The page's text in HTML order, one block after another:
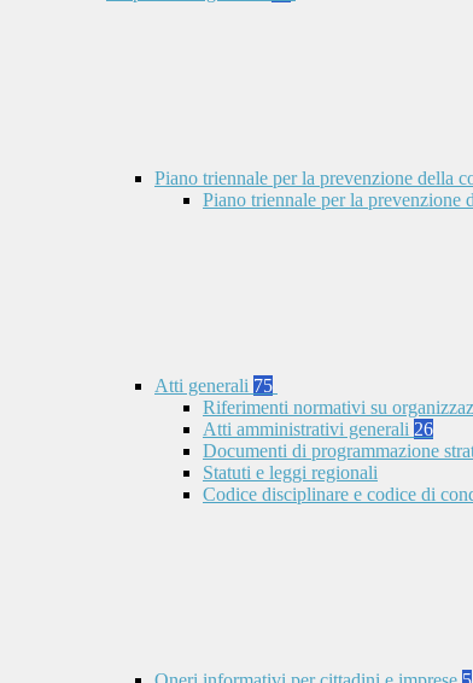
Piano triennale per la prevenzione della
Piano triennale per la prevenzione
Atti generali 75
Riferimenti normativi su
Atti amministrativi generali 26
Documenti di programmazione
Statuti e leggi regionali
Codice disciplinare e codice di